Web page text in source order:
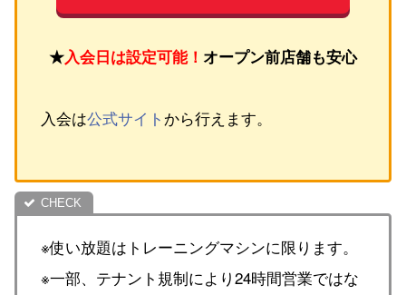
★入会日は設定可能！ オープン前店舗も安心
入会は公式サイト から行えます。
※使い放題はトレーニングマシンに限ります。
※一部、テナント規制により24時間営業ではな